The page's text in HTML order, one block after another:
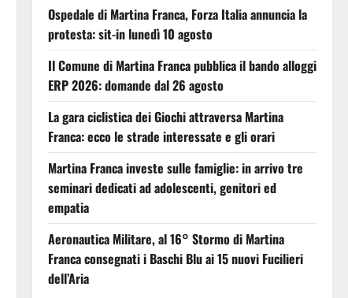
Ospedale di Martina Franca, Forza Italia annuncia la
protesta: sit-in lunedì 10 agosto
Il Comune di Martina Franca pubblica il bando alloggi
ERP 2026: domande dal 26 agosto
La gara ciclistica dei Giochi attraversa Martina
Franca: ecco le strade interessate e gli orari
Martina Franca investe sulle famiglie: in arrivo tre
seminari dedicati ad adolescenti, genitori ed
empatia
Aeronautica Militare, al 16° Stormo di Martina
Franca consegnati i Baschi Blu ai 15 nuovi Fucilieri
dell’Aria